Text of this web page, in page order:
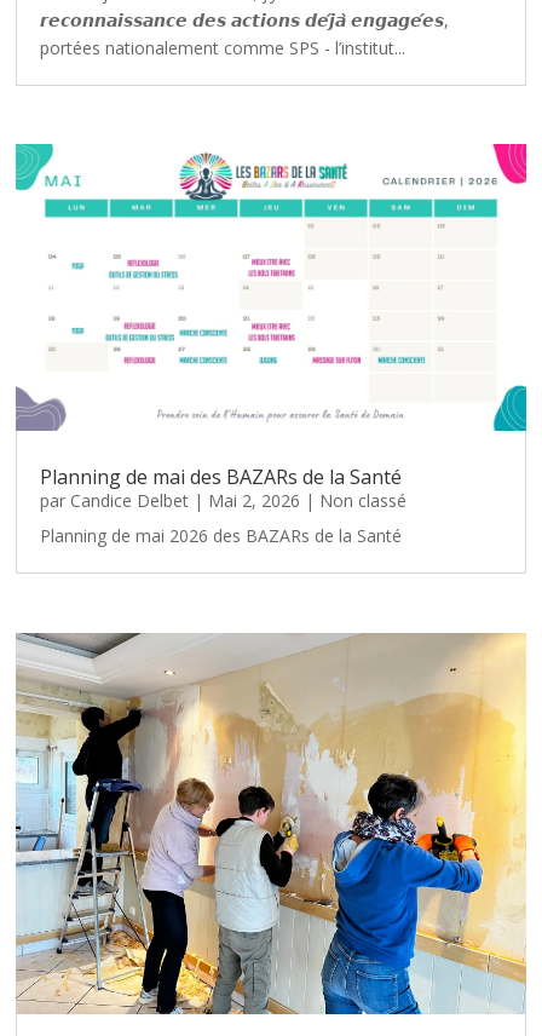
𝙧𝙚𝙘𝙤𝙣𝙣𝙖𝙞𝙨𝙨𝙖𝙣𝙘𝙚 𝙙𝙚𝙨 𝙖𝙘𝙩𝙞𝙤𝙣𝙨 𝙙𝙚́𝙟𝙖̀ 𝙚𝙣𝙜𝙖𝙜𝙚́𝙚𝙨,
portées nationalement comme SPS - l’institut...
Planning de mai des BAZARs de la Santé
par Candice Delbet | Mai 2, 2026 | Non classé
Planning de mai 2026 des BAZARs de la Santé